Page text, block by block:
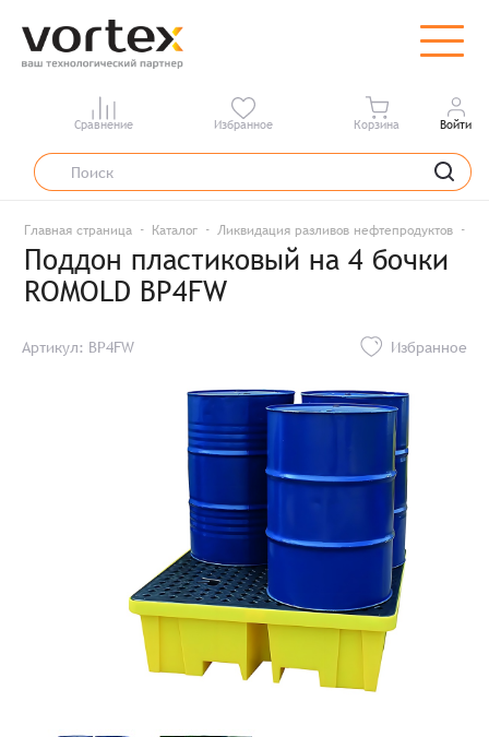
Сравнение Избранное Корзина Войти
Главная страница Каталог Ликвидация разливов нефтепродуктов
Поддон пластиковый на 4 бочки
ROMOLD BP4FW
Артикул: BP4FW Избранное